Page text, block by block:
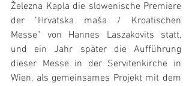
Železna Kapla die slowenische Premiere
der "Hrvatska maša / Kroatischen
Messe" von Hannes Laszakovits statt,
und ein Jahr später die Aufführung
dieser Messe in der Servitenkirche in
Wien, als gemeinsames Projekt mit dem